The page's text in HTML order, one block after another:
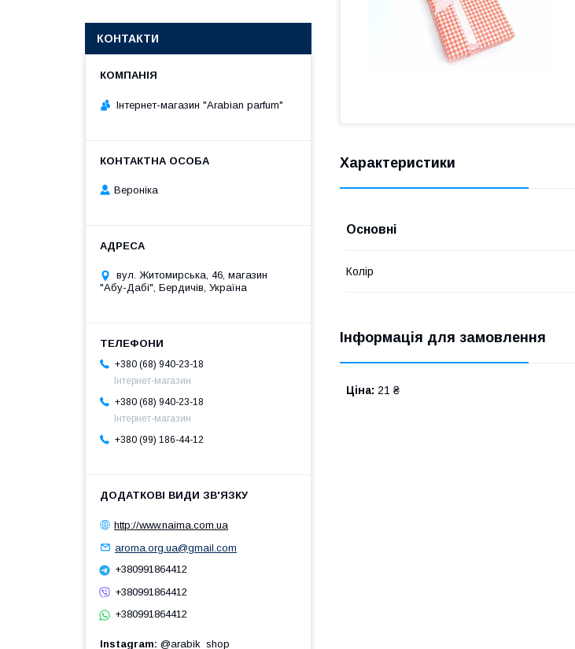
Характеристики
Основні
Колір
Інформація для замовлення
Ціна: 21 ₴
КОНТАКТИ
Інтернет-магазин "Arabian parfum"
Вероніка
вул. Житомирська, 46, магазин
"Абу-Дабі", Бердичів, Україна
+380 (68) 940-23-18
Інтернет-магазин
+380 (68) 940-23-18
Інтернет-магазин
+380 (99) 186-44-12
http://www.naima.com.ua
aroma.org.ua@gmail.com
+380991864412
+380991864412
+380991864412
Instagram @arabik_shop